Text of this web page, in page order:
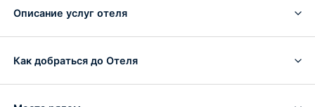
Описание услуг отеля
Как добраться до Отеля